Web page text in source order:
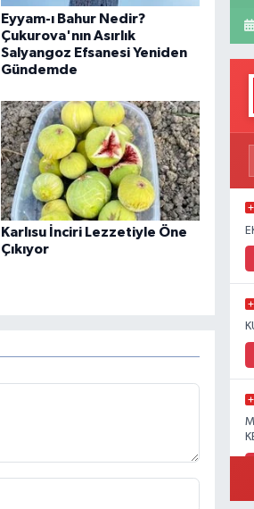
Eyyam-ı Bahur Nedir?
Çukurova'nın Asırlık
Salyangoz Efsanesi Yeniden
Gündemde
Karlısu İnciri Lezzetiyle Öne
Çıkıyor